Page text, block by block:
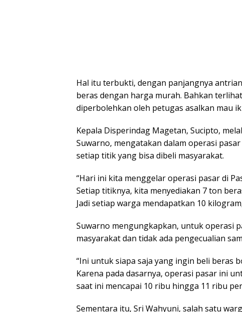
Hal itu terbukti, dengan panjangnya
beras dengan harga murah. Bahkan
diperbolehkan oleh petugas asalkan mau
Kepala Disperindag Magetan, Sucipto,
Suwarno, mengatakan dalam operasi
setiap titik yang bisa dibeli masyarakat.
“Hari ini kita menggelar operasi pasar di
Setiap titiknya, kita menyediakan 7 ton
Jadi setiap warga mendapatkan 10
Suwarno mengungkapkan, untuk operasi
masyarakat dan tidak ada pengecualian
“Ini untuk siapa saja yang ingin beli beras
Karena pada dasarnya, operasi pasar ini
saat ini mencapai 10 ribu hingga 11 ribu
Sementara itu, Sri Wahyuni, salah satu